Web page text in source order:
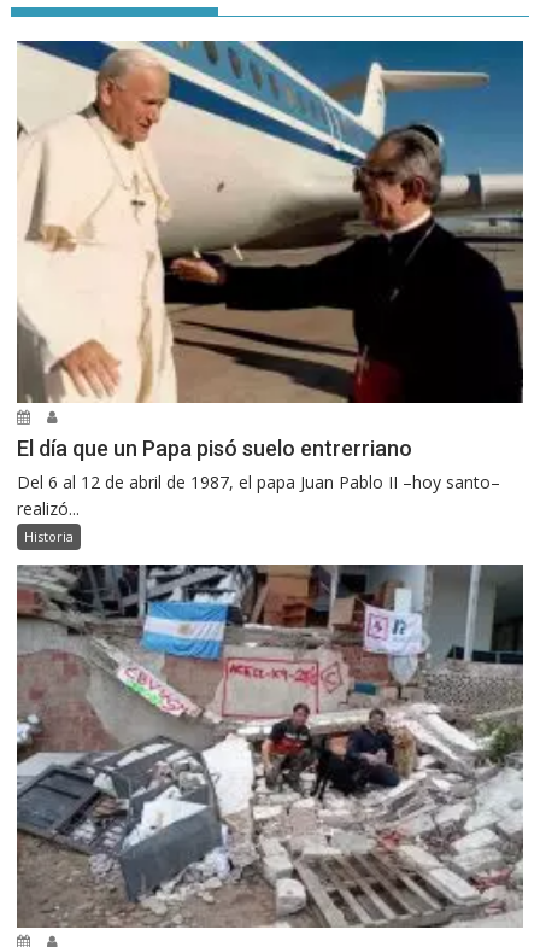
El día que un Papa pisó suelo entrerriano
Del 6 al 12 de abril de 1987, el papa Juan Pablo II –hoy santo–
realizó...
Historia